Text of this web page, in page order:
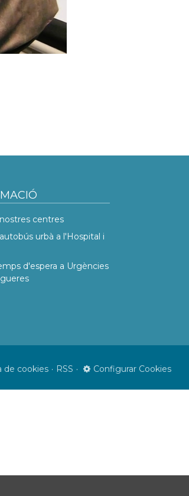
centres
urbà a l'Hospital i
d'espera a Urgències
de cookies RSS Configurar Cookies